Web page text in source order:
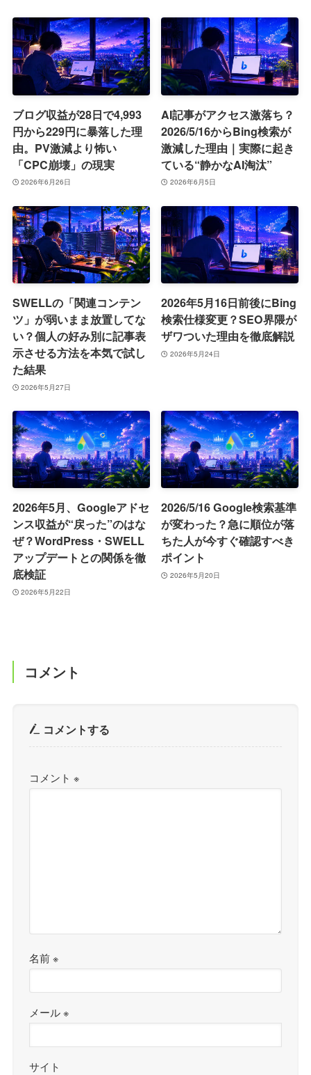
ブログ収益が28日で4,993
円から229円に暴落した理
由。PV激減より怖い
「CPC崩壊」の現実
2026年6月26日
AI記事がアクセス激落ち？
2026/5/16からBing検索が
激減した理由｜実際に起き
ている“静かなAI淘汰”
2026年6月5日
SWELLの「関連コンテン
ツ」が弱いまま放置してな
い？個人の好み別に記事表
示させる方法を本気で試し
た結果
2026年5月27日
2026年5月16日前後にBing
検索仕様変更？SEO界隈が
ザワついた理由を徹底解説
2026年5月24日
2026年5月、Googleアドセ
ンス収益が“戻った”のはな
ぜ？WordPress・SWELL
アップデートとの関係を徹
底検証
2026年5月22日
2026/5/16 Google検索基準
が変わった？急に順位が落
ちた人が今すぐ確認すべき
ポイント
2026年5月20日
コメント
コメントする
コメント※
名前※
メール※
サイト